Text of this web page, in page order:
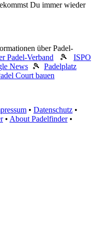
Du immer wieder
über Padel-
Padel-Verband 🎾 ISPO
News 🎾 Padelplatz
Court bauen
• Datenschutz •
• About Padelfinder•